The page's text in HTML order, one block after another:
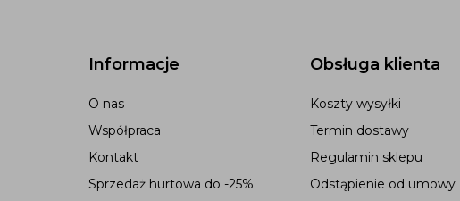
Informacje
O nas
Współpraca
Kontakt
Sprzedaż hurtowa do -25%
Obsługa klienta
Koszty wysyłki
Termin dostawy
Regulamin sklepu
Odstąpienie od umowy